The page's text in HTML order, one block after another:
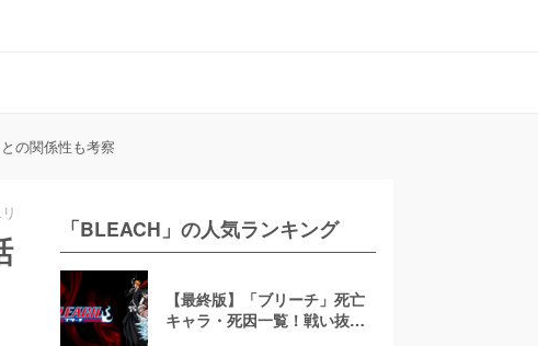
の関係性も考察
「BLEACH」の人気ランキング
【最終版】「ブリーチ」死亡
キャラ・死因一覧！戦い抜い